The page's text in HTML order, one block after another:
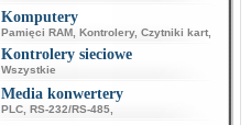
Komputery
Pamięci RAM, Kontrolery, Czytniki kart,
Kontrolery sieciowe
Wszystkie
Media konwertery
PLC, RS-232/RS-485,